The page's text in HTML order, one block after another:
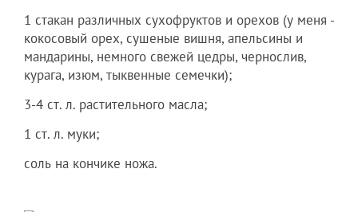
1 стакан различных сухофруктов и орехов (у меня -
кокосовый орех, сушеные вишня, апельсины и
мандарины, немного свежей цедры, чернослив,
курага, изюм, тыквенные семечки);
3-4 ст. л. растительного масла;
1 ст. л. муки;
соль на кончике ножа.